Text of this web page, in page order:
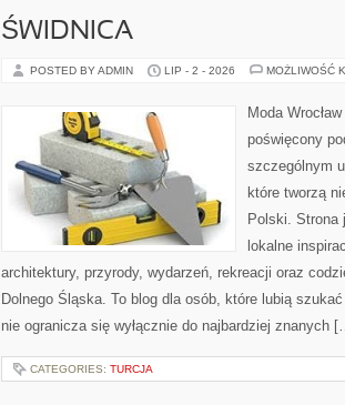
ŚWIDNICA
POSTED BY ADMIN LIP - 2 - 2026 MOŻLIWOŚĆ
Moda
poświęcony
szczególnym
które tworzą
Polski. Strona
lokalne
architektury, przyrody, wydarzeń, rekreacji oraz
Dolnego Śląska. To blog dla osób, które lubią
nie ogranicza się wyłącznie do najbardziej znanych
CATEGORIES: TURCJA